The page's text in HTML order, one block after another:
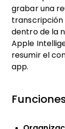
grabar una
dentro de la
Apple
resumir el
app.